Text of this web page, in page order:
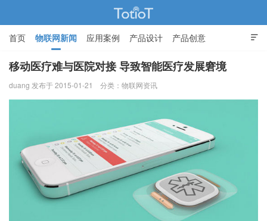
物联网的那些事 - Totiot

首页 物联网新闻 应用案例 产品设计 产品创意
智能家居
移动医疗难与医院对接 导致智能医疗发展窘境
duang 发布于 2015-01-21 分类： 物联网资讯